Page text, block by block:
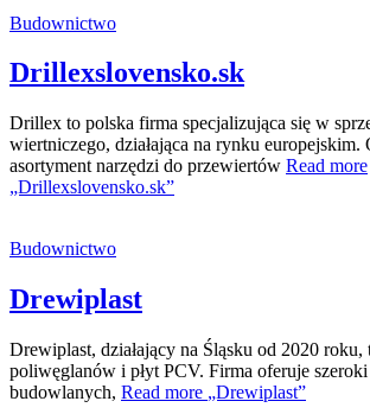
Budownictwo
Drillexslovensko.sk
Drillex to polska firma specjalizująca się w
wiertniczego, działająca na rynku europejskim.
asortyment narzędzi do przewiertów Read more
„Drillexslovensko.sk”
Budownictwo
Drewiplast
Drewiplast, działający na Śląsku od 2020 roku,
poliwęglanów i płyt PCV. Firma oferuje
budowlanych, Read more „Drewiplast”